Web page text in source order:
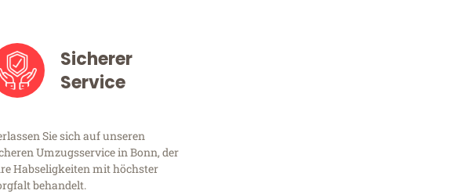
Sicherer
Service
Sie sich auf unseren
Umzugsservice in Bonn, der
Habseligkeiten mit höchster
behandelt.